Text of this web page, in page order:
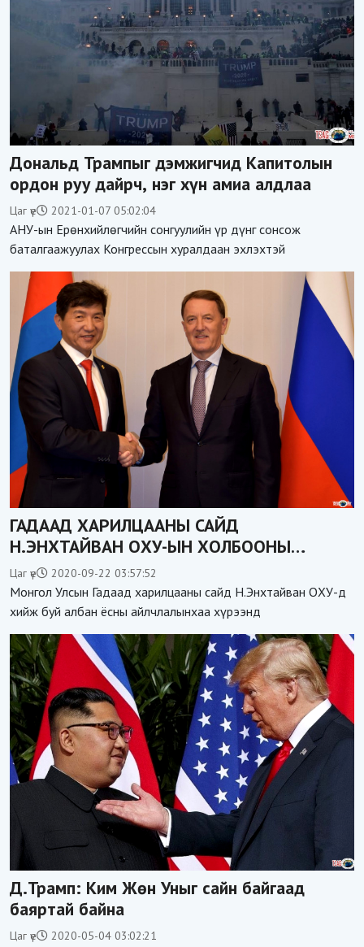
Дональд Трампыг дэмжигчид Капитолын
ордон руу дайрч, нэг хүн амиа алдлаа
Цаг үе 2021-01-07 05:02:04
АНУ-ын Ерөнхийлөгчийн сонгуулийн үр дүнг сонсож
баталгаажуулах Конгрессын хуралдаан эхлэхтэй
ГАДААД ХАРИЛЦААНЫ САЙД
Н.ЭНХТАЙВАН ОХУ-ЫН ХОЛБООНЫ
ХУРЛЫН ТӨРИЙН ДУМЫН ОРЛОГЧ ДАРГА
А.В.ГОРДЕЕВТАЙ УУЛЗАВ
Цаг үе 2020-09-22 03:57:52
Монгол Улсын Гадаад харилцааны сайд Н.Энхтайван ОХУ-д
хийж буй албан ёсны айлчлалынхаа хүрээнд
Д.Трамп: Ким Жөн Уныг сайн байгаад
баяртай байна
Цаг үе 2020-05-04 03:02:21